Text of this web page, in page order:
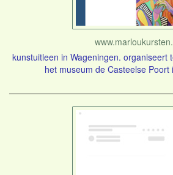
kunstuitleen in Wageningen. organiseert
het museum de Casteelse Poort